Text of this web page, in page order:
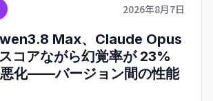
2026年8月7日
Max、Claude Opus
コアながら幻覚率が 23%
化——バージョン間の性能